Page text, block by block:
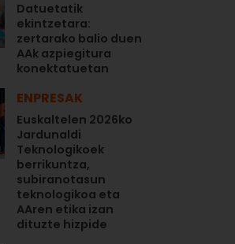
Datuetatik
ekintzetara:
zertarako balio duen
AAk azpiegitura
konektatuetan
ENPRESAK
Euskaltelen 2026ko
Jardunaldi
Teknologikoek
berrikuntza,
subiranotasun
teknologikoa eta
AAren etika izan
dituzte hizpide